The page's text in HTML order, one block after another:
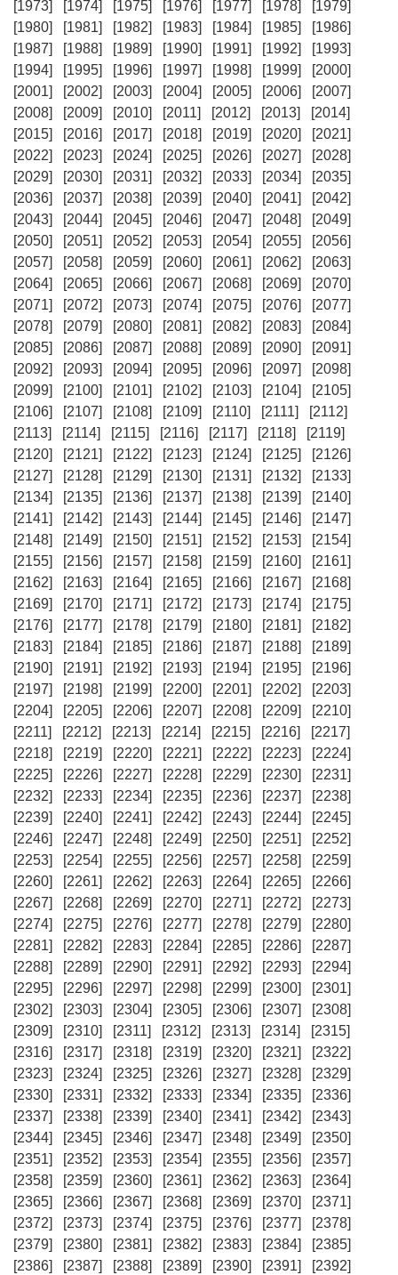
[1973] [1974] [1975] [1976] [1977] [1978]
[1979]
[1980]
[1981] [1982] [1983] [1984] [1985]
[1986]
[1987]
[1988] [1989] [1990] [1991] [1992]
[1993]
[1994]
[1995] [1996] [1997] [1998] [1999]
[2000]
[2001]
[2002] [2003] [2004] [2005] [2006]
[2007]
[2008]
[2009] [2010] [2011] [2012] [2013]
[2014]
[2015]
[2016] [2017] [2018] [2019] [2020]
[2021]
[2022]
[2023] [2024] [2025] [2026] [2027]
[2028]
[2029]
[2030] [2031] [2032] [2033] [2034]
[2035]
[2036]
[2037] [2038] [2039] [2040] [2041]
[2042]
[2043]
[2044] [2045] [2046] [2047] [2048]
[2049]
[2050]
[2051] [2052] [2053] [2054] [2055]
[2056]
[2057]
[2058] [2059] [2060] [2061] [2062]
[2063]
[2064]
[2065] [2066] [2067] [2068] [2069]
[2070]
[2071]
[2072] [2073] [2074] [2075] [2076]
[2077]
[2078]
[2079] [2080] [2081] [2082] [2083]
[2084]
[2085]
[2086] [2087] [2088] [2089] [2090]
[2091]
[2092]
[2093] [2094] [2095] [2096] [2097]
[2098]
[2099]
[2100] [2101] [2102] [2103] [2104]
[2105]
[2106]
[2107] [2108] [2109] [2110] [2111]
[2112]
[2113]
[2114] [2115] [2116] [2117] [2118]
[2119]
[2120]
[2121] [2122] [2123] [2124] [2125]
[2126]
[2127]
[2128] [2129] [2130] [2131] [2132]
[2133]
[2134]
[2135] [2136] [2137] [2138] [2139]
[2140]
[2141]
[2142] [2143] [2144] [2145] [2146]
[2147]
[2148]
[2149] [2150] [2151] [2152] [2153]
[2154]
[2155]
[2156] [2157] [2158] [2159] [2160]
[2161]
[2162]
[2163] [2164] [2165] [2166] [2167]
[2168]
[2169]
[2170] [2171] [2172] [2173] [2174]
[2175]
[2176]
[2177] [2178] [2179] [2180] [2181]
[2182]
[2183]
[2184] [2185] [2186] [2187] [2188]
[2189]
[2190]
[2191] [2192] [2193] [2194] [2195]
[2196]
[2197]
[2198] [2199] [2200] [2201] [2202]
[2203]
[2204]
[2205] [2206] [2207] [2208] [2209]
[2210]
[2211]
[2212] [2213] [2214] [2215] [2216]
[2217]
[2218]
[2219] [2220] [2221] [2222] [2223]
[2224]
[2225]
[2226] [2227] [2228] [2229] [2230]
[2231]
[2232]
[2233] [2234] [2235] [2236] [2237]
[2238]
[2239]
[2240] [2241] [2242] [2243] [2244]
[2245]
[2246]
[2247] [2248] [2249] [2250] [2251]
[2252]
[2253]
[2254] [2255] [2256] [2257] [2258]
[2259]
[2260]
[2261] [2262] [2263] [2264] [2265]
[2266]
[2267]
[2268] [2269] [2270] [2271] [2272]
[2273]
[2274]
[2275] [2276] [2277] [2278] [2279]
[2280]
[2281]
[2282] [2283] [2284] [2285] [2286]
[2287]
[2288]
[2289] [2290] [2291] [2292] [2293]
[2294]
[2295]
[2296] [2297] [2298] [2299] [2300]
[2301]
[2302]
[2303] [2304] [2305] [2306] [2307]
[2308]
[2309]
[2310] [2311] [2312] [2313] [2314]
[2315]
[2316]
[2317] [2318] [2319] [2320] [2321]
[2322]
[2323]
[2324] [2325] [2326] [2327] [2328]
[2329]
[2330]
[2331] [2332] [2333] [2334] [2335]
[2336]
[2337]
[2338] [2339] [2340] [2341] [2342]
[2343]
[2344]
[2345] [2346] [2347] [2348] [2349]
[2350]
[2351]
[2352] [2353] [2354] [2355] [2356]
[2357]
[2358]
[2359] [2360] [2361] [2362] [2363]
[2364]
[2365]
[2366] [2367] [2368] [2369] [2370]
[2371]
[2372]
[2373] [2374] [2375] [2376] [2377]
[2378]
[2379]
[2380] [2381] [2382] [2383] [2384]
[2385]
[2386]
[2387] [2388] [2389] [2390] [2391]
[2392]